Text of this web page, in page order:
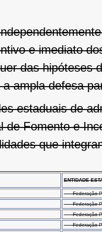
e imediato
das hipóteses
ampla defesa
estaduais de
de Fomento e
que
ENTIDADE
Federação
Federação
Federação
Federação